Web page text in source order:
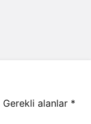
Gerekli alanlar *